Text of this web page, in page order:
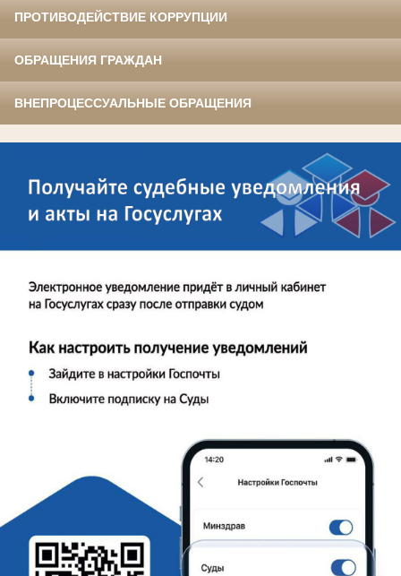
ПРОТИВОДЕЙСТВИЕ КОРРУПЦИИ
ОБРАЩЕНИЯ ГРАЖДАН
ВНЕПРОЦЕССУАЛЬНЫЕ ОБРАЩЕНИЯ